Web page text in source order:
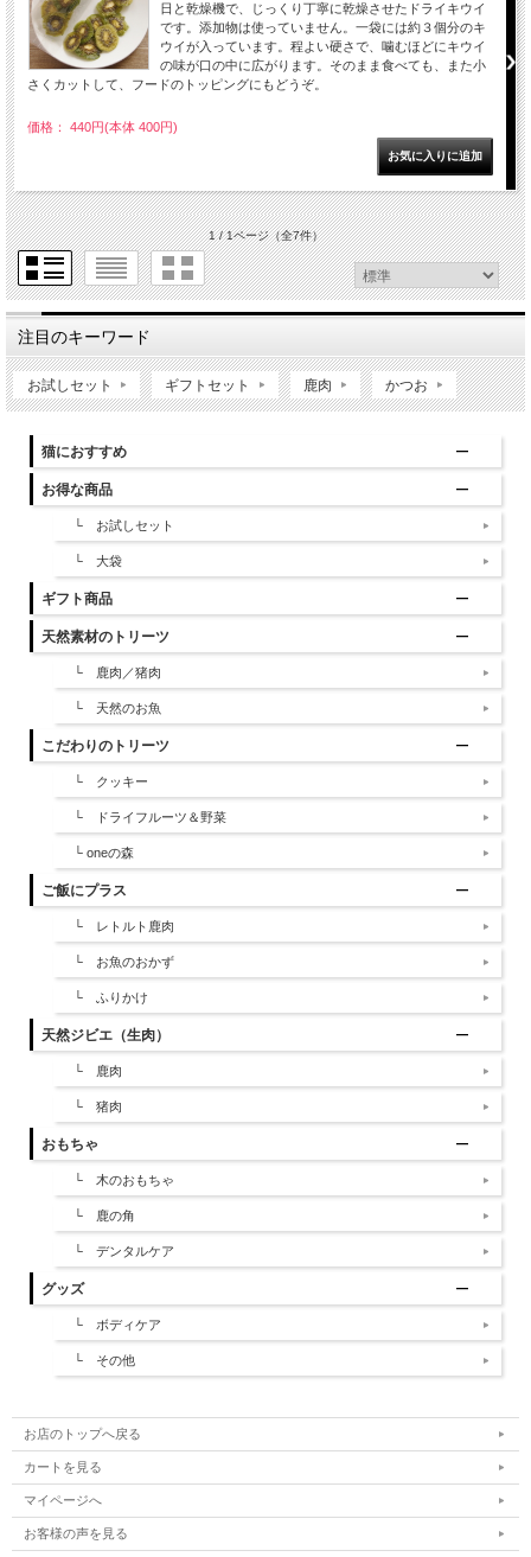
日と乾燥機で、じっくり丁寧に乾燥させたドライキウイ
です。添加物は使っていません。一袋には約３個分のキ
ウイが入っています。程よい硬さで、噛むほどにキウイ
の味が口の中に広がります。そのまま食べても、また小
さくカットして、フードのトッピングにもどうぞ。
価格： 440円(本体 400円)
1 / 1ページ（全7件）
注目のキーワード
お試しセット ギフトセット 鹿肉 かつお
猫におすすめ
お得な商品
└ お試しセット
└ 大袋
ギフト商品
天然素材のトリーツ
└ 鹿肉／猪肉
└ 天然のお魚
こだわりのトリーツ
└ クッキー
└ ドライフルーツ＆野菜
└ oneの森
ご飯にプラス
└ レトルト鹿肉
└ お魚のおかず
└ ふりかけ
天然ジビエ（生肉）
└ 鹿肉
└ 猪肉
おもちゃ
└ 木のおもちゃ
└ 鹿の角
└ デンタルケア
グッズ
└ ボディケア
└ その他
お店のトップへ戻る
カートを見る
マイページへ
お客様の声を見る